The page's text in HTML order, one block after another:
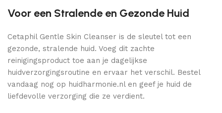
Voor een Stralende en Gezonde Huid
Cetaphil Gentle Skin Cleanser is de sleutel tot een
gezonde, stralende huid. Voeg dit zachte
reinigingsproduct toe aan je dagelijkse
huidverzorgingsroutine en ervaar het verschil. Bestel
vandaag nog op huidharmonie.nl en geef je huid de
liefdevolle verzorging die ze verdient.